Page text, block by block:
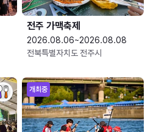
전주 가맥축제
2026.08.06~2026.08.08
전북특별자치도 전주시
개최중